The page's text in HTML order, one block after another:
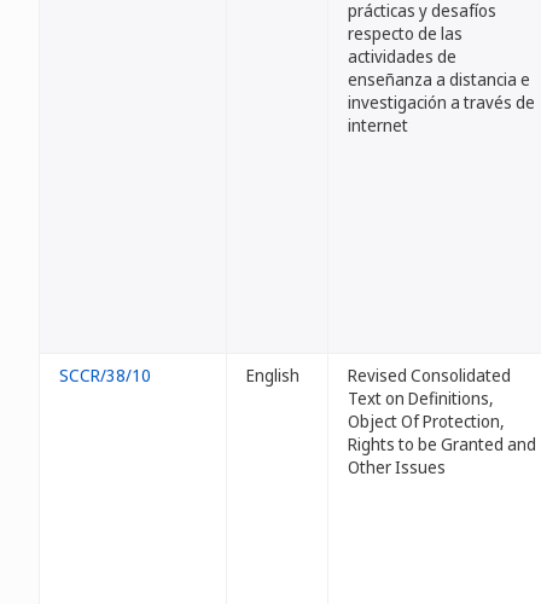
prácticas y desafíos
respecto de las
actividades de
enseñanza a distancia e
investigación a través de
internet
SCCR/38/10 English
Revised Consolidated
Text on Definitions,
Object Of Protection,
Rights to be Granted and
Other Issues